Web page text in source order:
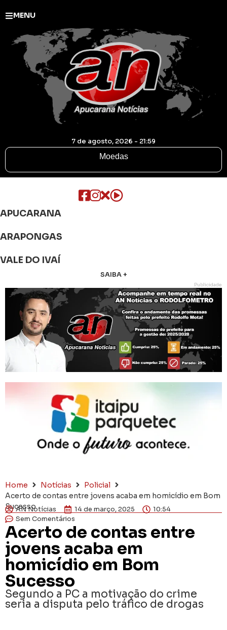
MENU
7 de agosto, 2026 - 21:59
Moedas
APUCARANA
ARAPONGAS
VALE DO IVAÍ
SAIBA +
Publicidade
Home Notícias
Policial
Acerto de contas entre jovens acaba em homicídio em Bom
Sucesso
AN Notícias 14 de março, 2025
10:54
Sem Comentários
Acerto de contas entre
jovens acaba em
homicídio em Bom
Sucesso
Segundo a PC a motivação do crime
seria a disputa pelo tráfico de drogas